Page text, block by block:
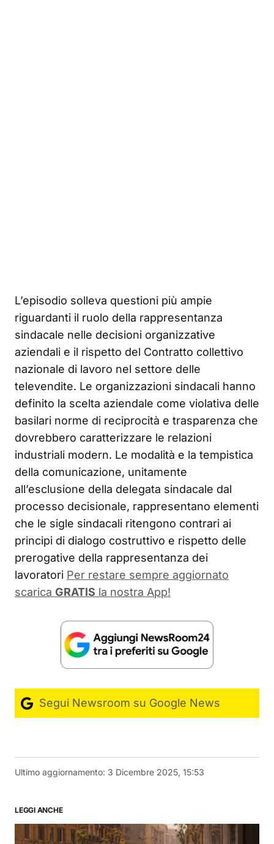
L’episodio solleva questioni più ampie
riguardanti il ruolo della rappresentanza
sindacale nelle decisioni organizzative
aziendali e il rispetto del Contratto collettivo
nazionale di lavoro nel settore delle
televendite. Le organizzazioni sindacali hanno
definito la scelta aziendale come violativa delle
basilari norme di reciprocità e trasparenza che
dovrebbero caratterizzare le relazioni
industriali modern. Le modalità e la tempistica
della comunicazione, unitamente
all’esclusione della delegata sindacale dal
processo decisionale, rappresentano elementi
che le sigle sindacali ritengono contrari ai
principi di dialogo costruttivo e rispetto delle
prerogative della rappresentanza dei
lavoratori Per restare sempre aggiornato
scarica GRATIS la nostra App!
Segui Newsroom su Google News
Ultimo aggiornamento: 3 Dicembre 2025, 15:53
LEGGI ANCHE